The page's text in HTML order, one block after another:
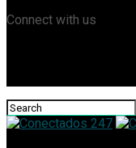
Connect with us